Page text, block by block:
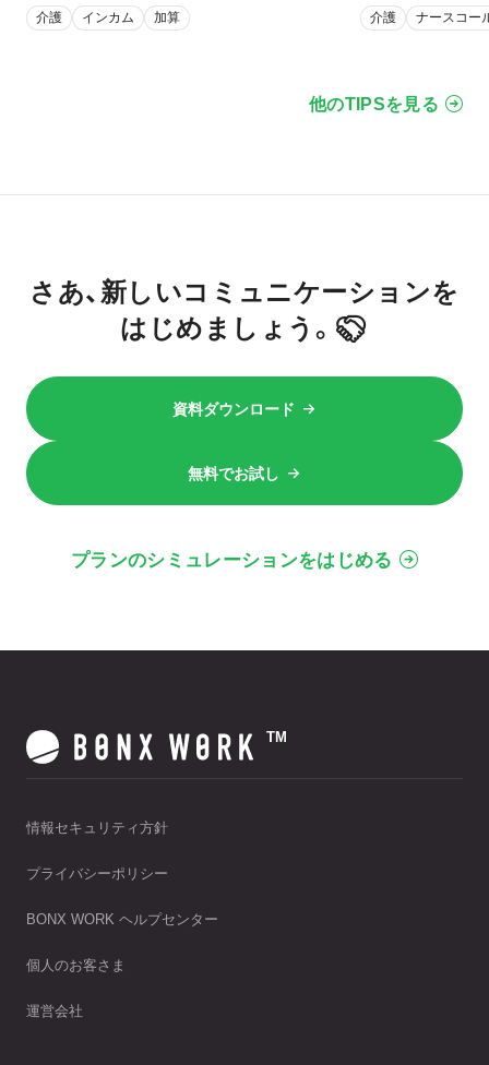
介護 インカム 加算 介護 ナースコー
他のTIPSを見る
さあ、新しいコミュニケーションを
はじめましょう。
資料ダウンロード
無料でお試し
プランのシミュレーションをはじめる
TM
情報セキュリティ方針
プライバシーポリシー
BONX WORK ヘルプセンター
個人のお客さま
運営会社